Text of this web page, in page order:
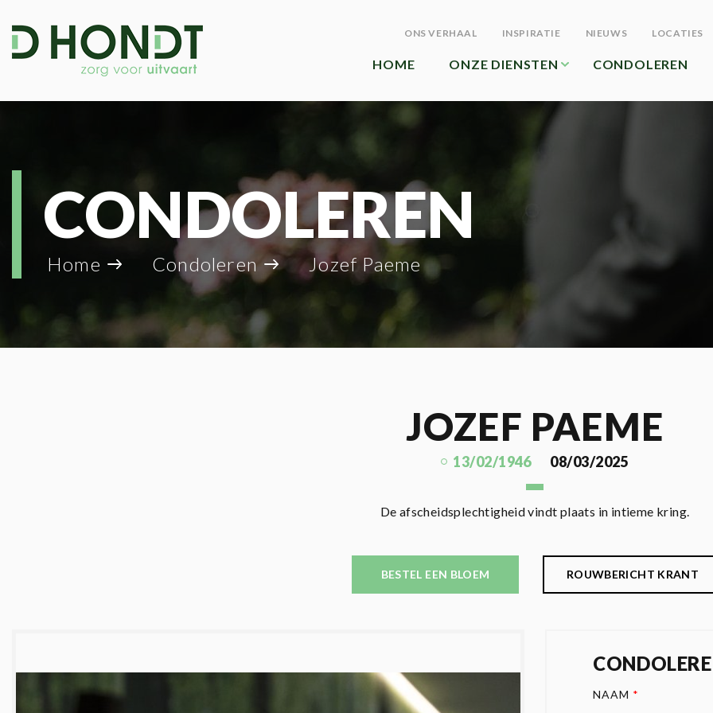
ONS VERHAAL INSPIRATIE NIEUWS LOCATIES
HOME ONZE DIENSTEN CONDOLEREN
CONDOLEREN
Home Condoleren Jozef Paeme
JOZEF PAEME
13/02/1946 08/03/2025
De afscheidsplechtigheid vindt plaats in intieme kring.
BESTEL EEN BLOEM ROUWBERICHT KRANT
NAAM *